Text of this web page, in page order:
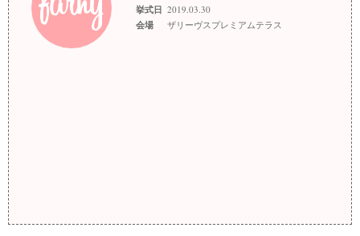
挙式日 2019.03.30
会場 ザリーヴスプレミアムテラス